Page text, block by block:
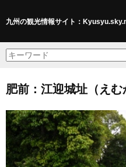
九州の観光情報サイト：
肥前：江迎城址（えむ